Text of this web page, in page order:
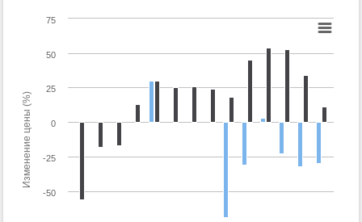
Изменение цены (%)
-50
-25
0
25
50
75